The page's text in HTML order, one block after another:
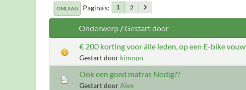
OMLAAG Pagina's 1 2
Onderwerp/Gestart door
€ 200 korting voor álle leden, op een E-bike
Gestart door kimopo
Ook een goed matras Nodig??
Gestart doorAlex